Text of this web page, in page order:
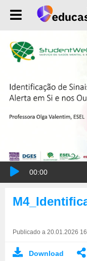
00:00
Publicado a 20.01.2026
Download